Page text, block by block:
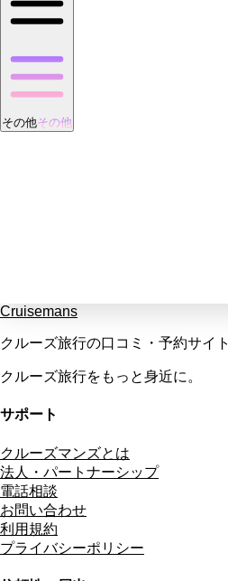
その他その他
Cruisemans
クルーズ旅行の口コミ・予約サイト
クルーズ旅行をもっと身近に。
サポート
クルーズマンズとは
法人・パートナーシップ
電話相談
お問い合わせ
利用規約
プライバシーポリシー